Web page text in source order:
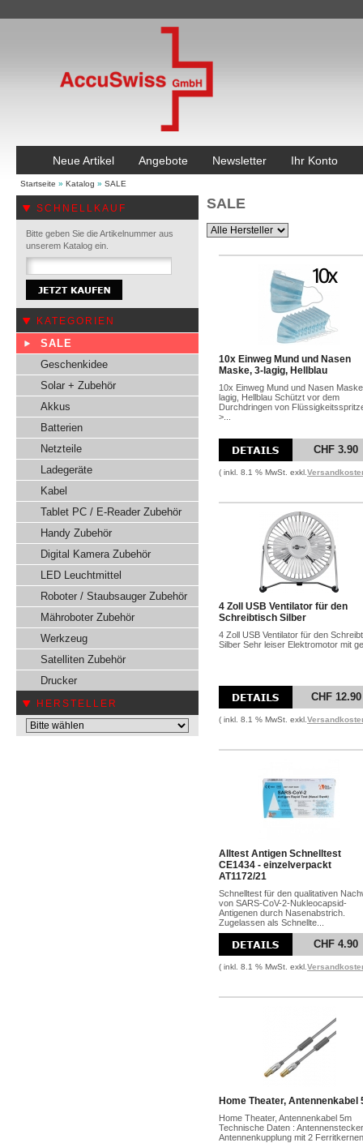
Neue Artikel Angebote Newsletter Ihr Konto
Startseite » Katalog » SALE
SCHNELLKAUF
Bitte geben Sie die Artikelnummer aus
unserem Katalog ein.
KATEGORIEN
SALE
Geschenkidee
Solar + Zubehör
Akkus
Batterien
Netzteile
Ladegeräte
Kabel
Tablet PC / E-Reader Zubehör
Handy Zubehör
Digital Kamera Zubehör
LED Leuchtmittel
Roboter / Staubsauger Zubehör
Mähroboter Zubehör
Werkzeug
Satelliten Zubehör
Drucker
HERSTELLER
SALE
10x Einweg Mund und Nasen
Maske, 3-lagig, Hellblau
10x Einweg Mund und Nasen
lagig, Hellblau Schützt vor dem
Durchdringen von
>...
CHF 3.90
( inkl. 8.1 % MwSt. exkl.
4 Zoll USB Ventilator für den
Schreibtisch Silber
4 Zoll USB Ventilator für den
Silber Sehr leiser Elektromotor mit
CHF 12.90
( inkl. 8.1 % MwSt. exkl.
Alltest Antigen Schnelltest
CE1434 - einzelverpackt
AT1172/21
Schnelltest für den qualitativen
von SARS-CoV-2-Nukleocapsid-
Antigenen durch Nasenabstrich.
Zugelassen als Schnellte...
CHF 4.90
( inkl. 8.1 % MwSt. exkl.
Home Theater, Antennenkabel
Home Theater, Antennenkabel 5m
Technische Daten :
Antennenkupplung mit 2